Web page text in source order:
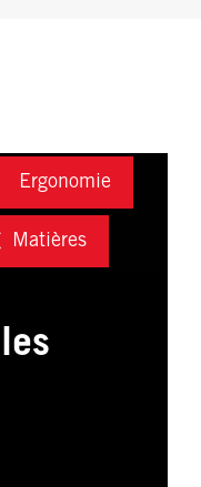
Ergonomie
Matières